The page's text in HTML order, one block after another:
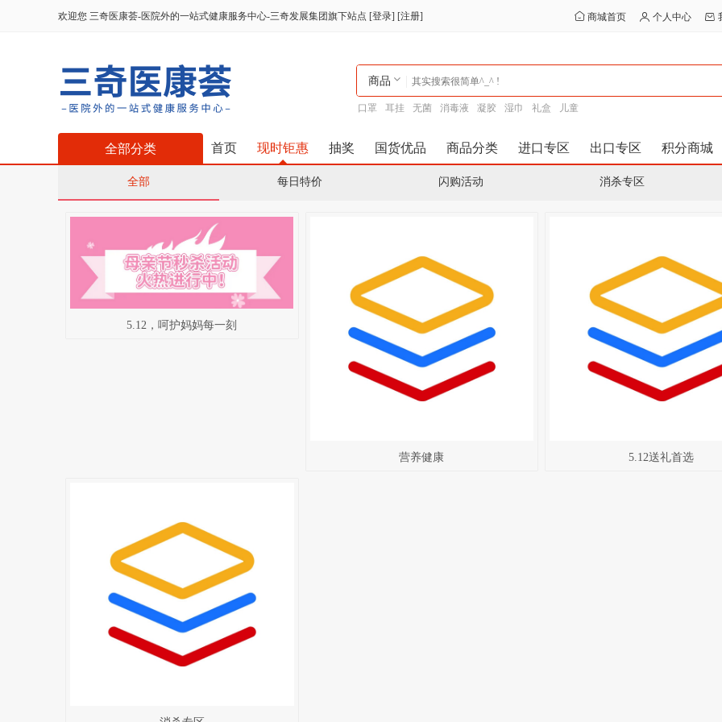
欢迎您 三奇医康荟-医院外的一站式健康服务中心-三奇发展集团旗下站点 [登录] [注册] 商城首页 个人中心
商品
口罩 耳挂 无菌 消毒液 凝胶 湿巾 礼盒 儿童
首页 现时钜惠 抽奖 国货优品 商品分类 进口专区 出口专区 积分商城
全部分类
全部 每日特价 闪购活动 消杀专区
5.12，呵护妈妈每一刻
营养健康 5.12送礼首选